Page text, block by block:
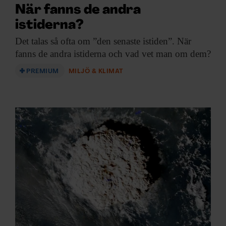
När fanns de andra
istiderna?
Det talas så ofta om ”den senaste istiden”. När
fanns de andra istiderna och vad vet man om dem?
PREMIUM MILJÖ & KLIMAT